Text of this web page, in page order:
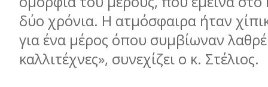
δύο χρόνια. Η ατμόσφαιρα ήταν
για ένα μέρος όπου συμβίωναν
καλλιτέχνες», συνεχίζει ο κ. Στέλιος.